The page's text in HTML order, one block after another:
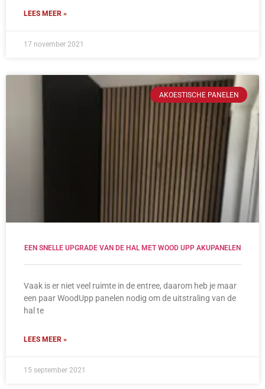
LEES MEER »
17 november 2021
AKOESTISCHE PANELEN
EEN SNELLE UPGRADE VAN DE HAL MET WOOD UPP AKUPANELEN
Vaak is er niet veel ruimte in de entree, daarom heb je maar
een paar WoodUpp panelen nodig om de uitstraling van de
hal te
LEES MEER »
15 september 2021